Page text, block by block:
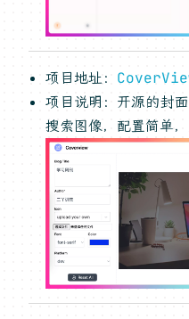
项目地址：
项目说明：开源的封
搜索图像，配置简单，